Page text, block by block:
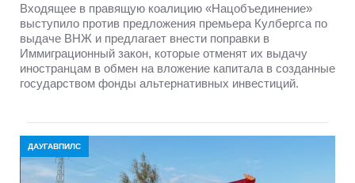
Входящее в правящую коалицию «Нацобъединение»
выступило против предложения премьера Кулбергса по
выдаче ВНЖ и предлагает внести поправки в
Иммиграционный закон, которые отменят их выдачу
иностранцам в обмен на вложение капитала в созданные
государством фонды альтернативных инвестиций.
ДАУГАВПИЛС